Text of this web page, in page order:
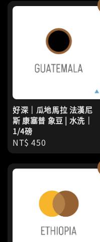
好深｜瓜地馬拉 法漢尼
斯 康塞普 象豆 | 水洗｜
1/4磅
Regular
price
NT$ 450